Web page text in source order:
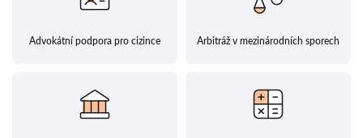
Advokátní podpora pro cizince Arbitráž v mezinárodních sporech